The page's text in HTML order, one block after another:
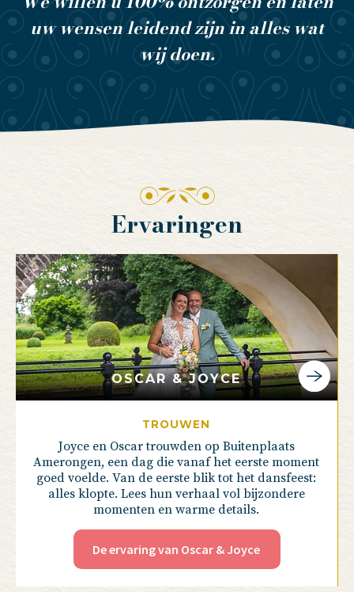
uw wensen leidend zijn in alles wat
wij doen.
Ervaringen
OSCAR & JOYCE
TROUWEN
Joyce en Oscar trouwden op Buitenplaats
Amerongen, een dag die vanaf het eerste moment
goed voelde. Van de eerste blik tot het dansfeest:
alles klopte. Lees hun verhaal vol bijzondere
momenten en warme details.
De ervaring van Oscar & Joyce